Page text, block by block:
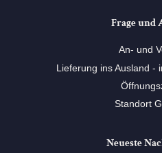
Frage und
An- und
Lieferung ins Ausland -
Standort
Neueste